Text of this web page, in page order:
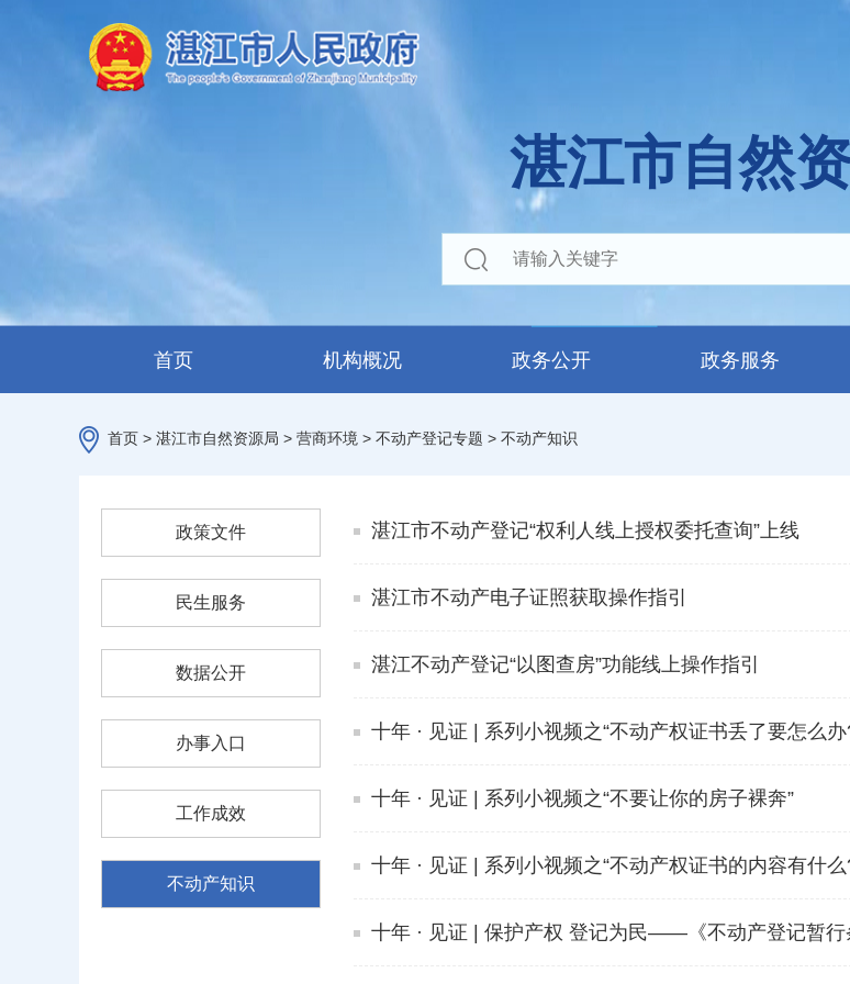
湛江市自然
首页 机构概况 政务公开 政务服务
首页 > 湛江市自然资源局 > 营商环境 > 不动产登记专题 > 不动产知识
政策文件
民生服务
数据公开
办事入口
工作成效
不动产知识
湛江市不动产登记“权利人线上授权委托查询”上线
湛江市不动产电子证照获取操作指引
湛江不动产登记“以图查房”功能线上操作指引
十年 · 见证 | 系列小视频之“不动产权证书丢了要怎么办
十年 · 见证 | 系列小视频之“不要让你的房子裸奔”
十年 · 见证 | 系列小视频之“不动产权证书的内容有什么
十年 · 见证 | 保护产权 登记为民——《不动产登记暂行条